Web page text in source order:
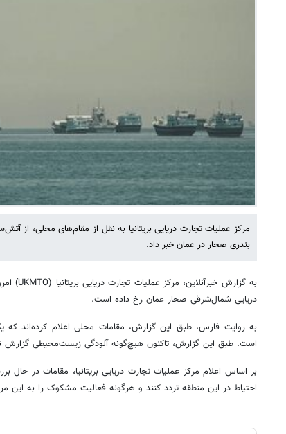
مرکز عملیات تجارت دریایی بریتانیا به نقل از مقام‌های محلی، از
بندری صحار در عمان خبر داد.
دریایی شمال‌شرقی صحار عمان رخ داده است.
به روایت فارس، طبق این گزارش، مقامات محلی اعلام کرده‌اند
است. طبق این گزارش، تاکنون هیچ‌گونه آلودگی زیست‌محیطی
بر اساس اعلام مرکز عملیات تجارت دریایی بریتانیا، مقامات در
احتیاط در این منطقه تردد کنند و هرگونه فعالیت مشکوک را به این